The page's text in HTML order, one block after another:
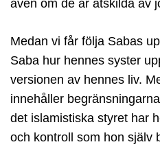
även om de är åtskilda av
Medan vi får följa Sabas
Saba hur hennes syster
versionen av hennes liv.
innehåller
det islamistiska styret har
och kontroll som hon själv